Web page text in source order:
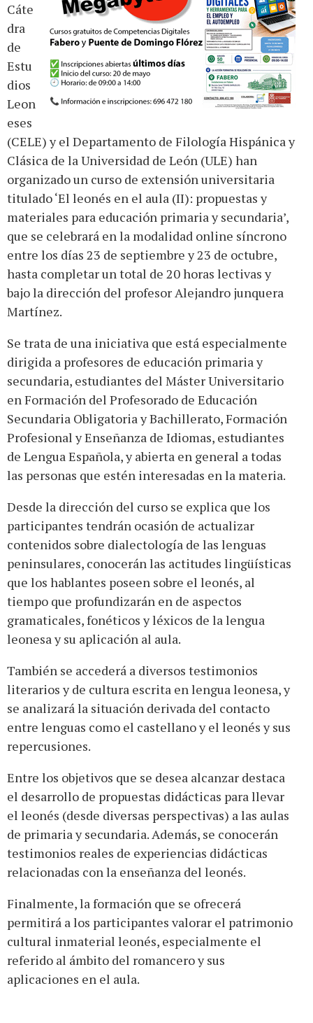
Cáte
dra
de
Estu
dios
Leon
eses
(CELE) y el Departamento de Filología Hispánica y
Clásica de la Universidad de León (ULE) han
organizado un curso de extensión universitaria
titulado ‘El leonés en el aula (II): propuestas y
materiales para educación primaria y secundaria’,
que se celebrará en la modalidad online síncrono
entre los días 23 de septiembre y 23 de octubre,
hasta completar un total de 20 horas lectivas y
bajo la dirección del profesor Alejandro junquera
Martínez.
Se trata de una iniciativa que está especialmente
dirigida a profesores de educación primaria y
secundaria, estudiantes del Máster Universitario
en Formación del Profesorado de Educación
Secundaria Obligatoria y Bachillerato, Formación
Profesional y Enseñanza de Idiomas, estudiantes
de Lengua Española, y abierta en general a todas
las personas que estén interesadas en la materia.
Desde la dirección del curso se explica que los
participantes tendrán ocasión de actualizar
contenidos sobre dialectología de las lenguas
peninsulares, conocerán las actitudes lingüísticas
que los hablantes poseen sobre el leonés, al
tiempo que profundizarán en de aspectos
gramaticales, fonéticos y léxicos de la lengua
leonesa y su aplicación al aula.
También se accederá a diversos testimonios
literarios y de cultura escrita en lengua leonesa, y
se analizará la situación derivada del contacto
entre lenguas como el castellano y el leonés y sus
repercusiones.
Entre los objetivos que se desea alcanzar destaca
el desarrollo de propuestas didácticas para llevar
el leonés (desde diversas perspectivas) a las aulas
de primaria y secundaria. Además, se conocerán
testimonios reales de experiencias didácticas
relacionadas con la enseñanza del leonés.
Finalmente, la formación que se ofrecerá
permitirá a los participantes valorar el patrimonio
cultural inmaterial leonés, especialmente el
referido al ámbito del romancero y sus
aplicaciones en el aula.